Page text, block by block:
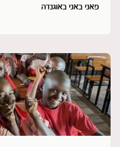
פאני באני באוגנדה